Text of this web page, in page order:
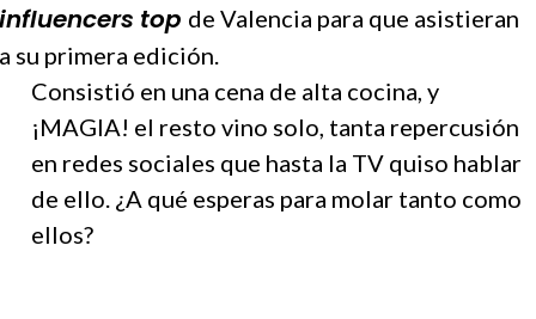
influencers top de Valencia para que asistieran
a su primera edición.
Consistió en una cena de alta cocina, y
¡MAGIA! el resto vino solo, tanta repercusión
en redes sociales que hasta la TV quiso hablar
de ello. ¿A qué esperas para molar tanto como
ellos?